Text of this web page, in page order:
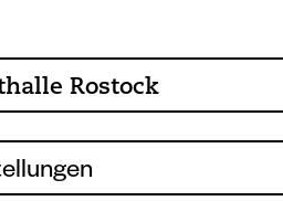
Rostock